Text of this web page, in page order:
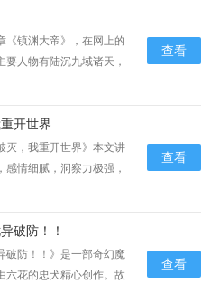
宅一套+5000点能量值
《镇渊大帝》，在网上的
人物有陆沉九域诸天，
万界老道，文章详情：
杀，最终镇压于此。这
震碎牢笼……...
查看
开世界
灭，我重开世界》本文讲
情细腻，洞察力极强，
选：如果不是姜家出
！我们不舍得弄
查看
破防！！
破防！！》是一部奇幻魔
六花的忠犬精心创作。故
，一个意外的时空传送
查看